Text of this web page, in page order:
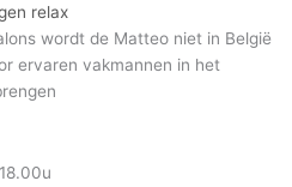
relax
wordt de Matteo niet in België
ervaren vakmannen in het